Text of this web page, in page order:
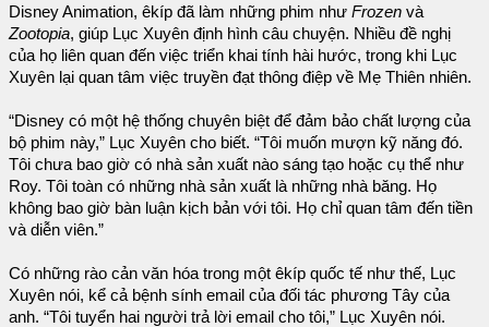
Disney Animation, êkíp đã làm những phim như Frozen và
Zootopia, giúp Lục Xuyên định hình câu chuyện. Nhiều đề nghị
của họ liên quan đến việc triển khai tính hài hước, trong khi Lục
Xuyên lại quan tâm việc truyền đạt thông điệp về Mẹ Thiên nhiên.
“Disney có một hệ thống chuyên biệt để đảm bảo chất lượng của
bộ phim này,” Lục Xuyên cho biết. “Tôi muốn mượn kỹ năng đó.
Tôi chưa bao giờ có nhà sản xuất nào sáng tạo hoặc cụ thể như
Roy. Tôi toàn có những nhà sản xuất là những nhà băng. Họ
không bao giờ bàn luận kịch bản với tôi. Họ chỉ quan tâm đến tiền
và diễn viên.”
Có những rào cản văn hóa trong một êkíp quốc tế như thế, Lục
Xuyên nói, kể cả bệnh sính email của đối tác phương Tây của
anh. “Tôi tuyển hai người trả lời email cho tôi,” Lục Xuyên nói.